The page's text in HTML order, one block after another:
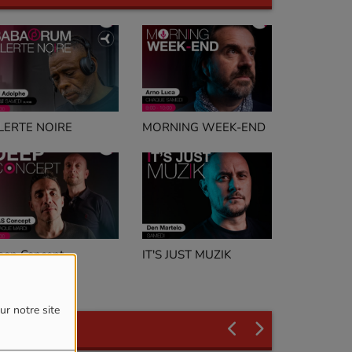
notre site
NOIRE
Concept
MORNING WEEK-END
IT'S JUST MUZIK